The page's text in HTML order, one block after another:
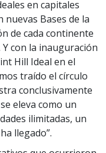
en capitales
Bases de la
de cada continente
con la inauguración
Hill Ideal en el
traído el círculo
conclusivamente
eleva como un
ilimitadas, un
llegado”.